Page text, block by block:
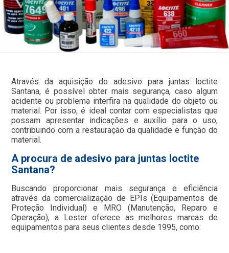
Através da aquisição do adesivo para juntas loctite
Santana, é possível obter mais segurança, caso algum
acidente ou problema interfira na qualidade do objeto ou
material. Por isso, é ideal contar com especialistas que
possam apresentar indicações e auxílio para o uso,
contribuindo com a restauração da qualidade e função do
material.
A procura de adesivo para juntas loctite
Santana?
Buscando proporcionar mais segurança e eficiência
através da comercialização de EPIs (Equipamentos de
Proteção Individual) e MRO (Manutenção, Reparo e
Operação), a Lester oferece as melhores marcas de
equipamentos para seus clientes desde 1995, como: